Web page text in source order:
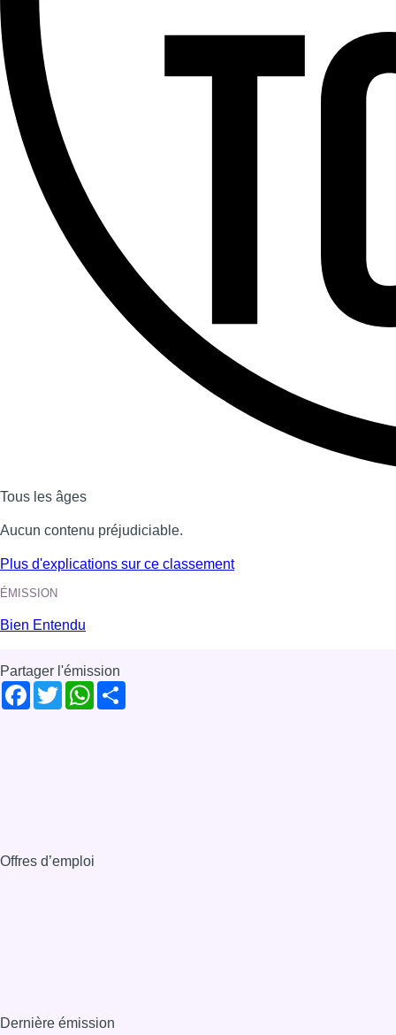
Tous les âges
Aucun contenu préjudiciable.
Plus d'explications sur ce classement
ÉMISSION
Bien Entendu
Partager l'émission
Facebook
TwitterWhatsApp
Offres d’emploi
Dernière émission